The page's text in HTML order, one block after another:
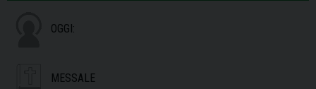
OGGI:
MESSALE